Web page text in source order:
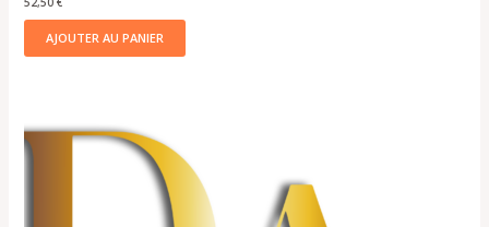
AJOUTER AU PANIER